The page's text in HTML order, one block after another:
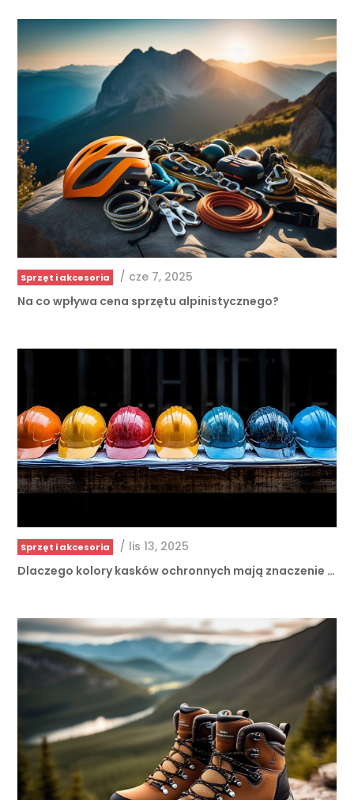
Sprzęt i akcesoria / cze 7, 2025
Na co wpływa cena sprzętu alpinistycznego?
Dlaczego kolory kasków ochronnych mają znaczenie …